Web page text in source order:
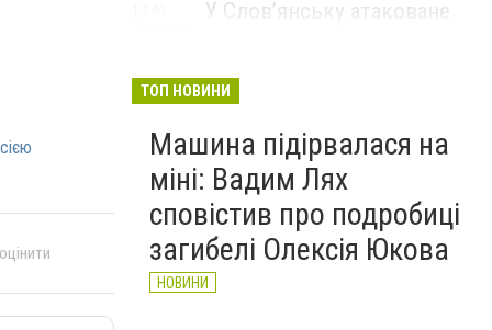
У Слов’янську атаковане
НОВИНИ
ТОП НОВИНИ
Машина підірвалася на
міні: Вадим Лях
сповістив про подробиці
загибелі Олексія Юкова
НОВИНИ